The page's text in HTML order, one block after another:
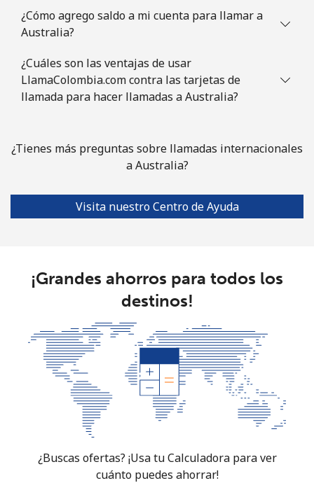
Azerbaijan
Celular ⁦40.9¢⁩ 12 min por ⁦$5⁩ ⁦35¢⁩
¿Cómo agrego saldo a mi cuenta para llamar a
Australia?
¿Cuáles son las ventajas de usar
LlamaColombia.com contra las tarjetas de
llamada para hacer llamadas a Australia?
¿Tienes más preguntas sobre llamadas internacionales
a Australia?
Visita nuestro Centro de Ayuda
¡Grandes ahorros para todos los
destinos!
¿Buscas ofertas? ¡Usa tu Calculadora para ver
cuánto puedes ahorrar!